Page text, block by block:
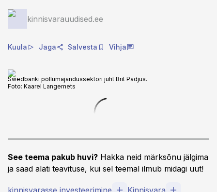
kinnisvarauudised.ee
Kuula Jaga Salvesta Vihja
Swedbanki põllumajandussektori juht Brit Padjus.
Foto: Kaarel Langemets
See teema pakub huvi? Hakka neid märksõnu jälgima
ja saad alati teavituse, kui sel teemal ilmub midagi uut!
kinnisvarasse investeerimine Kinnisvara